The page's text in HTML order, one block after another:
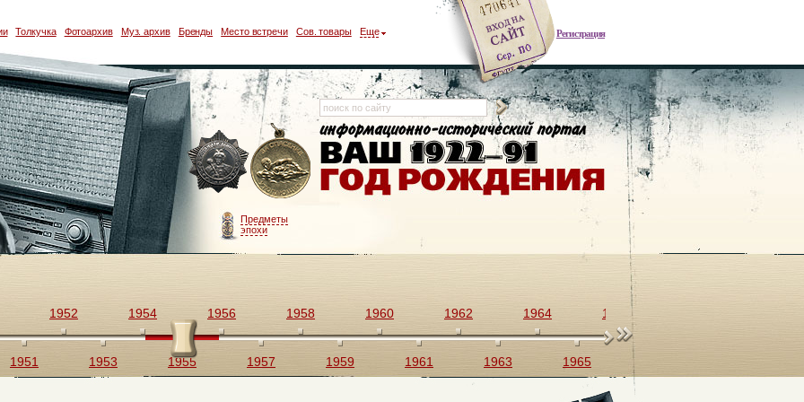
Регистрация
Толкучка Фотоархив Муз. архив Бренды Место встречи Сов. товары Еще
Предметы
эпохи
1951
1952
1953
1954
1955
1956
1957
1958
1959
1960
1961
1962
1963
1964
1965
1966